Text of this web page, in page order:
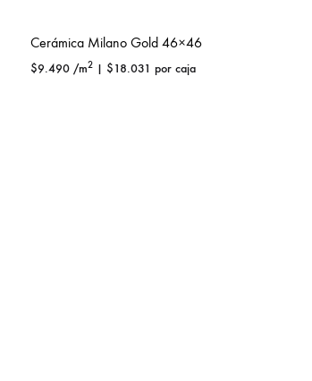
Cerámica Milano Gold 46×46
$9.490 /m2 | $18.031 por caja